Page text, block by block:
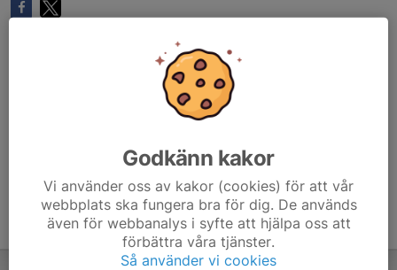
Godkänn kakor
Vi använder oss av kakor (cookies) för att vår
webbplats ska fungera bra för dig. De används
även för webbanalys i syfte att hjälpa oss att
förbättra våra tjänster.
Så använder vi cookies